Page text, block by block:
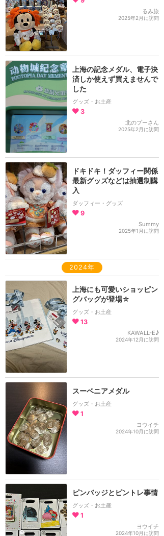
るみ旅
2025年2月に訪問
上海の記念メダル、電子決
済しか使えず買えませんで
した
グッズ・お土産
3
北のプーさん
2025年2月に訪問
ドキドキ！ダッフィー関係
最新グッズなどは抽選制購
入
ダッフィー・グッズ
9
Summy
2025年1月に訪問
2024年
上海にも可愛いショッピン
グバッグが登場‪☆
グッズ・お土産
13
KAWALL-E♪
2024年12月に訪問
スーベニアメダル
グッズ・お土産
1
ヨウイチ
2024年10月に訪問
ピンバッジとピントレ事情
グッズ・お土産
1
ヨウイチ
2024年10月に訪問